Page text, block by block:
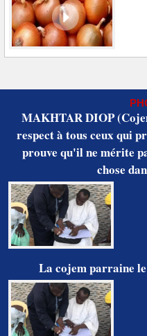
MAKHTAR DIOP
respect à tous ceux qui
prouve qu'il ne mérite
chose
La cojem parraine